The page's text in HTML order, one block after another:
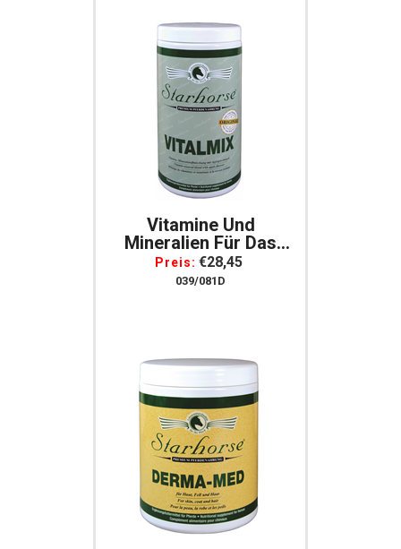
Vitamine Und
Mineralien Für Das
Pferd Starhorse
Vitalmix, 800 G Für
Preis: €28,45
039/081D